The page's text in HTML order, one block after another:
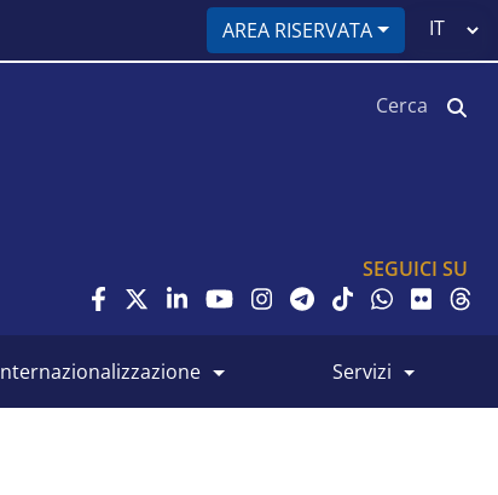
AREA RISERVATA
Select
SEGUICI SU
internazionalizzazione servizi